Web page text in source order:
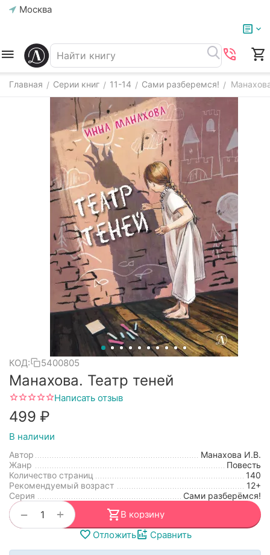
Москва
Главная / Серии книг / 11-14 / Сами разберемся! /
КОД: 5400805
Манахова. Театр теней
Написать отзыв
‍499‍ ₽
В наличии
Автор
Манахова И.В.
Жанр
Повесть
Количество страниц
140
Рекомендуемый возраст
12+
Серия
Сами разберёмся!
+
−
В корзину
Отложить
Сравнить